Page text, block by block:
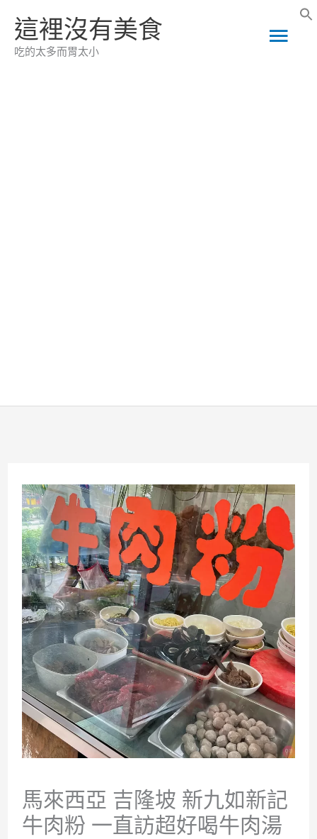
這裡沒有美食
吃的太多而胃太小
主
馬來西亞 吉隆坡 新九如新記
牛肉粉 一直訪超好喝牛肉湯